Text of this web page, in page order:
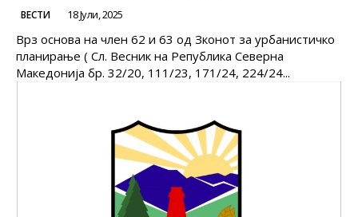
ВЕСТИ 18 Јули, 2025
Врз основа на член 62 и 63 од Зконот за урбанистичко
планирање ( Сл. Весник на Република Северна
Македонија бр. 32/20, 111/23, 171/24, 224/24...